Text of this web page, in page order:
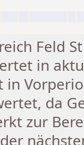
Feld
in
in
da
zur